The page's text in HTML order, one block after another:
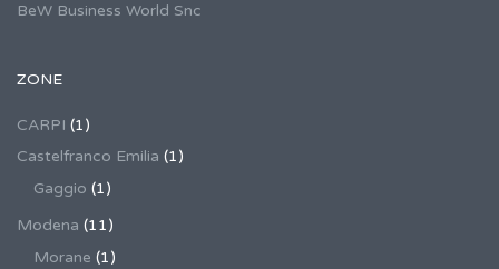
BeW Business World Snc
ZONE
CARPI (1)
Castelfranco Emilia (1)
Gaggio (1)
Modena (11)
Morane (1)